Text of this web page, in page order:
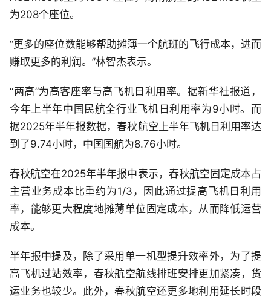
为208个座位。
“更多的座位数能够帮助摊薄一个航班的飞行成本，进而
赚取更多的利润。”林智杰表示。
“两高”为高客座率与高飞机日利用率。据新华社报道，
今年上半年中国民航全行业飞机日利用率为9小时。而
据2025年半年报数据，春秋航空上半年飞机日利用率达
到了9.74小时，中国国航为8.76小时。
春秋航空在2025年半年报中表示，春秋航空固定成本占
主营业务成本比重约为1/3，因此通过提高飞机日利用
率，能够更大程度地摊薄单位固定成本，从而降低运营
成本。
半年报中提及，除了采用单一机型提升效率外，为了提
高飞机过站效率，春秋航空航线排班安排更加紧凑，货
运业务也较少。此外，春秋航空还更多地利用延长时段